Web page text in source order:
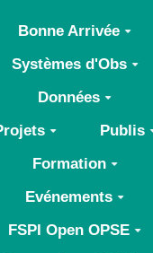
principal
Bonne Arrivée
Systèmes d'Obs
Données
Publis
Formation
Evénements
FSPI Open OPSE